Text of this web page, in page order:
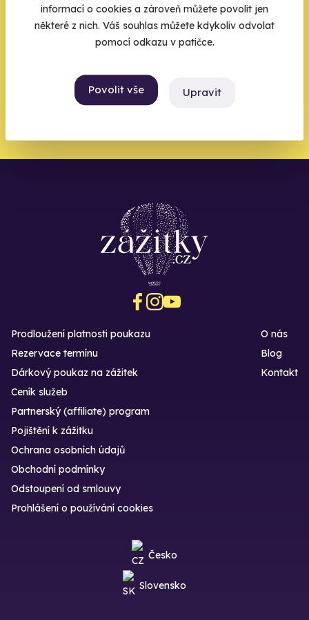
informací o cookies a zároveň můžete povolit jen
některé z nich. Váš souhlas můžete kdykoliv odvolat
pomocí odkazu v patičce.
Povolit vše Upravit
Váš e-mail je vstupenka do světa, kde se žije naplno. Pojďte
do toho.
Chci být u toho
Prodloužení platnosti poukazu
Rezervace termínu
Dárkový poukaz na zážitek
O nás
Blog
Kontakt
Ceník služeb
Partnerský (affiliate) program
Pojištění k zážitku
Ochrana osobních údajů
Obchodní podmínky
Odstoupení od smlouvy
Prohlášení o používání cookies
Česko
Slovensko